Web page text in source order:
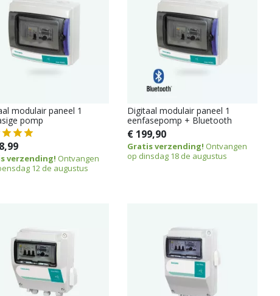
modulair paneel 1
pomp
verzending! Ontvangen
12 de augustus
Digitaal modulair paneel 1
eenfasepomp + Bluetooth
€ 199,90
Gratis verzending! Ontvangen
op dinsdag 18 de augustus